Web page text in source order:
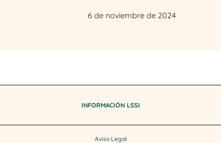
6 de noviembre de 2024
INFORMACIÓN LSSI
Aviso Legal